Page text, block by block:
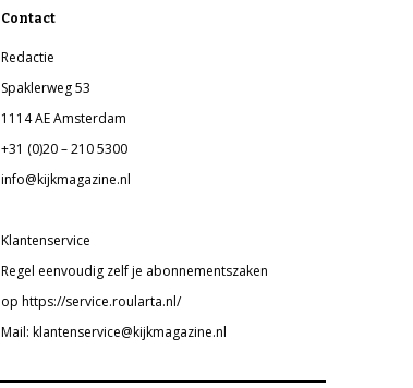
Contact
Redactie
Spaklerweg 53
1114 AE Amsterdam
+31 (0)20 – 210 5300
info@kijkmagazine.nl
Klantenservice
Regel eenvoudig zelf je abonnementszaken
op https://service.roularta.nl/
Mail: klantenservice@kijkmagazine.nl